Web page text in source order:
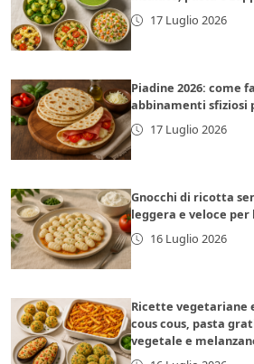
17 Luglio 2026
Piadine 2026: come
abbinamenti sfiziosi
17 Luglio 2026
Gnocchi di ricotta
leggera e veloce per
16 Luglio 2026
Ricette vegetariane
cous cous, pasta
vegetale e